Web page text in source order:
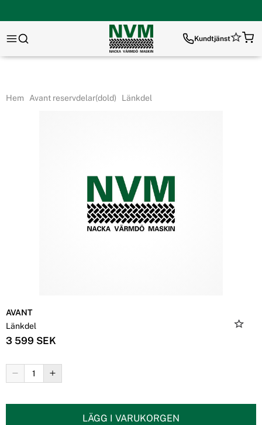
Kundtjänst
Hem Avant reservdelar(dold) Länkdel
AVANT
Länkdel
3 599 SEK
LÄGG I VARUKORGEN